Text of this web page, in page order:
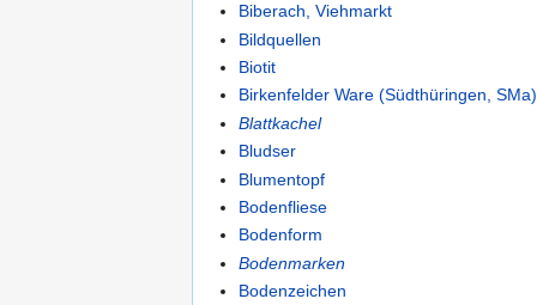
Biberach, Viehmarkt
Bildquellen
Biotit
Birkenfelder Ware (Südthüringen, SMa)
Blattkachel
Bludser
Blumentopf
Bodenfliese
Bodenform
Bodenmarken
Bodenzeichen